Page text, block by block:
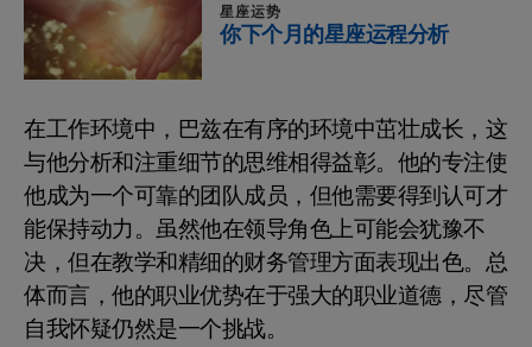
星座运势
你下个月的星座运程分析
在工作环境中，巴兹在有序的环境中茁壮成长，这
与他分析和注重细节的思维相得益彰。他的专注使
他成为一个可靠的团队成员，但他需要得到认可才
能保持动力。虽然他在领导角色上可能会犹豫不
决，但在教学和精细的财务管理方面表现出色。总
体而言，他的职业优势在于强大的职业道德，尽管
自我怀疑仍然是一个挑战。